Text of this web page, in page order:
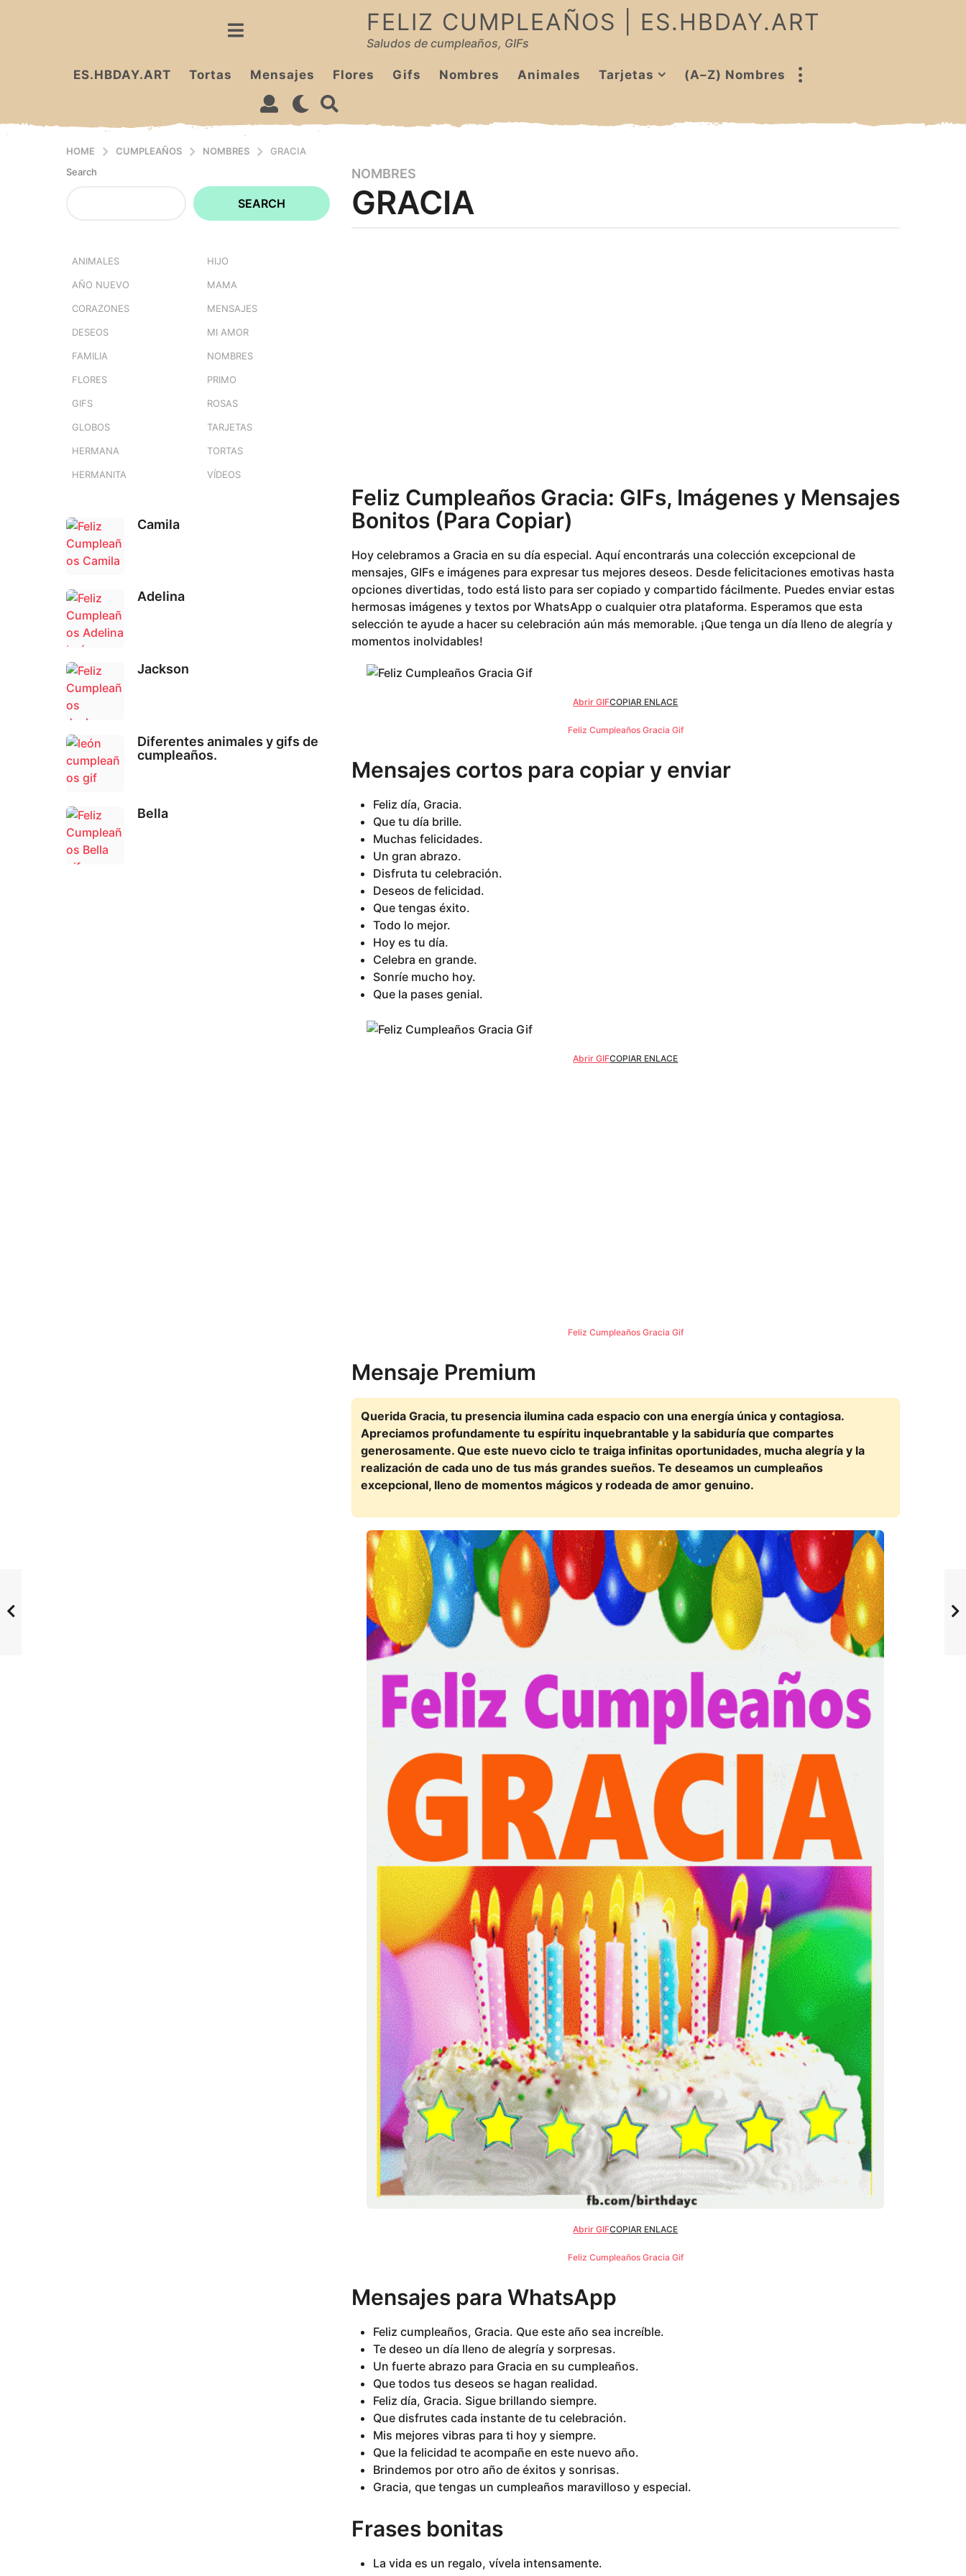
FELIZ CUMPLEAÑOS | ES.HBDAY.ART
Saludos de cumpleaños, GIFs
ES.HBDAY.ART Tortas Mensajes Flores Gifs Nombres Animales Tarjetas (A–Z) Nombres
HOME CUMPLEAÑOS NOMBRES GRACIA
8
m
e
NOMBRES
GRACIA
Feliz Cumpleaños Gracia: GIFs, Imágenes y Mensajes
Bonitos (Para Copiar)
Hoy celebramos a Gracia en su día especial. Aquí encontrarás una colección excepcional de
mensajes, GIFs e imágenes para expresar tus mejores deseos. Desde felicitaciones emotivas hasta
opciones divertidas, todo está listo para ser copiado y compartido fácilmente. Puedes enviar estas
hermosas imágenes y textos por WhatsApp o cualquier otra plataforma. Esperamos que esta
selección te ayude a hacer su celebración aún más memorable. ¡Que tenga un día lleno de alegría y
momentos inolvidables!
Abrir GIFCOPIAR ENLACE
Feliz Cumpleaños Gracia Gif
Mensajes cortos para copiar y enviar
Feliz día, Gracia.
Que tu día brille.
Muchas felicidades.
Un gran abrazo.
Disfruta tu celebración.
Deseos de felicidad.
Que tengas éxito.
Todo lo mejor.
Hoy es tu día.
Celebra en grande.
Sonríe mucho hoy.
Que la pases genial.
Abrir GIFCOPIAR ENLACE
Feliz Cumpleaños Gracia Gif
Mensaje Premium
Querida Gracia, tu presencia ilumina cada espacio con una energía única y contagiosa.
Apreciamos profundamente tu espíritu inquebrantable y la sabiduría que compartes
generosamente. Que este nuevo ciclo te traiga infinitas oportunidades, mucha alegría y la
realización de cada uno de tus más grandes sueños. Te deseamos un cumpleaños
excepcional, lleno de momentos mágicos y rodeada de amor genuino.
Abrir GIFCOPIAR ENLACE
Feliz Cumpleaños Gracia Gif
Mensajes para WhatsApp
Feliz cumpleaños, Gracia. Que este año sea increíble.
Te deseo un día lleno de alegría y sorpresas.
Un fuerte abrazo para Gracia en su cumpleaños.
Que todos tus deseos se hagan realidad.
Feliz día, Gracia. Sigue brillando siempre.
Que disfrutes cada instante de tu celebración.
Mis mejores vibras para ti hoy y siempre.
Que la felicidad te acompañe en este nuevo año.
Brindemos por otro año de éxitos y sonrisas.
Gracia, que tengas un cumpleaños maravilloso y especial.
Frases bonitas
La vida es un regalo, vívela intensamente.
Search
SEARCH
ANIMALES
AÑO NUEVO
CORAZONES
DESEOS
FAMILIA
FLORES
GIFS
GLOBOS
HERMANA
HERMANITA
HIJO
MAMA
MENSAJES
MI AMOR
NOMBRES
PRIMO
ROSAS
TARJETAS
TORTAS
VÍDEOS
Camila
Adelina
Jackson
Diferentes animales y gifs de
cumpleaños.
Bella